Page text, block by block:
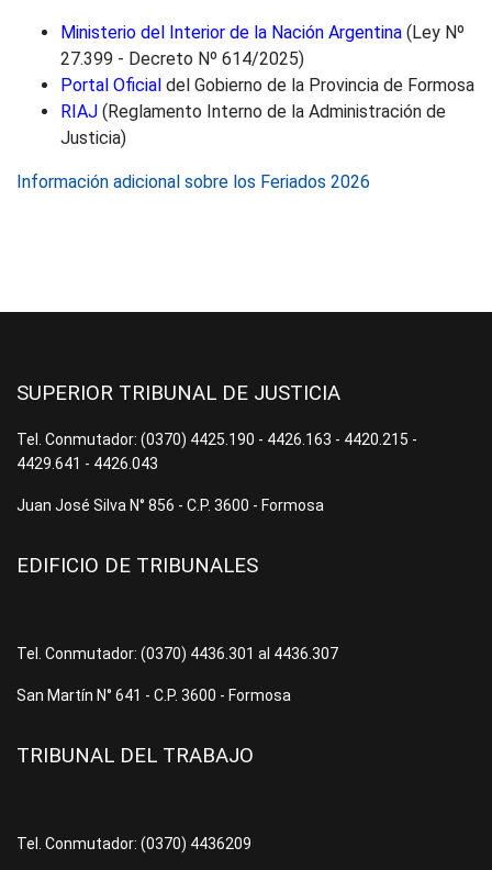
Ministerio del Interior de la Nación Argentina (Ley Nº
27.399 - Decreto Nº 614/2025)
Portal Oficial del Gobierno de la Provincia de Formosa
RIAJ (Reglamento Interno de la Administración de
Justicia)
Información adicional sobre los Feriados 2026
SUPERIOR TRIBUNAL DE JUSTICIA
Tel. Conmutador: (0370) 4425.190 - 4426.163 - 4420.215 -
4429.641 - 4426.043
Juan José Silva N° 856 - C.P. 3600 - Formosa
EDIFICIO DE TRIBUNALES
Tel. Conmutador: (0370) 4436.301 al 4436.307
San Martín N° 641 - C.P. 3600 - Formosa
TRIBUNAL DEL TRABAJO
Tel. Conmutador: (0370) 4436209